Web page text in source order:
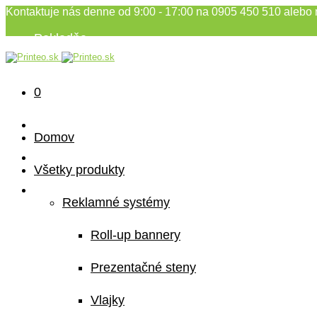
Kontaktuje nás denne od 9:00 - 17:00 na 0905 450 510 alebo
Pokladňa
Môj účet
0
Domov
Všetky produkty
Reklamné systémy
Roll-up bannery
Prezentačné steny
Vlajky